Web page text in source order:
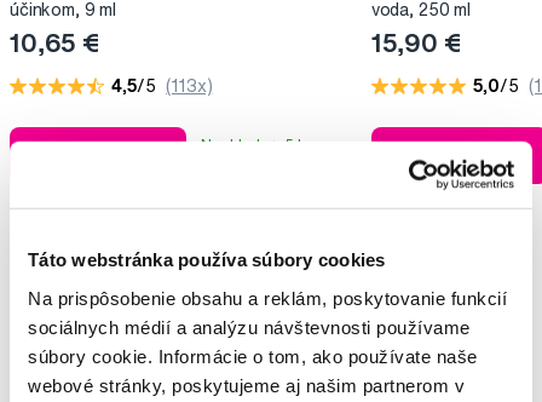
Táto webstránka používa súbory cookies
Na prispôsobenie obsahu a reklám, poskytovanie funkcií
sociálnych médií a analýzu návštevnosti používame
súbory cookie. Informácie o tom, ako používate naše
webové stránky, poskytujeme aj našim partnerom v
účinkom, 9 ml
10,65 €
4,5/5 (113x)
Na sklade > 5 ks
voda, 250 ml
15,90 €
5,0/5
Do košíku
Vybrané dotazy a články